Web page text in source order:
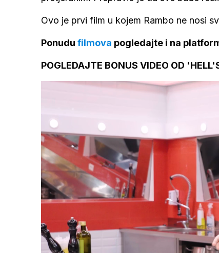
Ovo je prvi film u kojem Rambo ne nosi
Ponudu filmova pogledajte i na
POGLEDAJTE BONUS VIDEO OD